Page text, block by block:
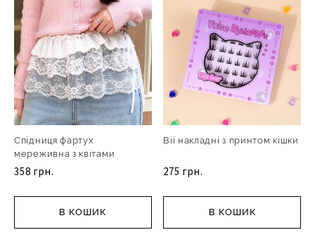
Спідниця фартух
мереживна з квітами
358 грн.
В КОШИК
Вії накладні з принтом кішки
275 грн.
В КОШИК